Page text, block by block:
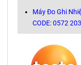
Máy Đo Ghi
CODE: 0572